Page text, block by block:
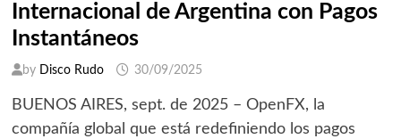
Internacional de Argentina con Pagos
Instantáneos
by Disco Rudo 30/09/2025
BUENOS AIRES, sept. de 2025 – OpenFX, la
compañía global que está redefiniendo los pagos